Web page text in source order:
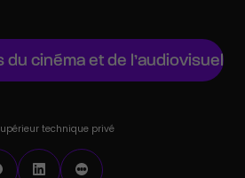
du cinéma et de l’audiovisuel
technique privé